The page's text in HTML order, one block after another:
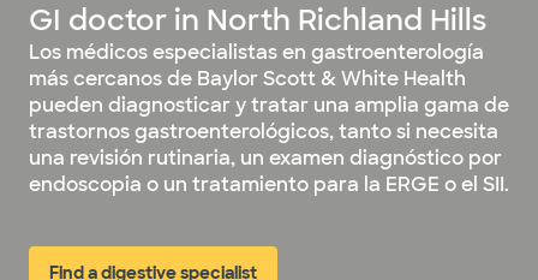
GI doctor in North Richland Hills
Los médicos especialistas en gastroenterología
más cercanos de Baylor Scott & White Health
pueden diagnosticar y tratar una amplia gama de
trastornos gastroenterológicos, tanto si necesita
una revisión rutinaria, un examen diagnóstico por
endoscopia o un tratamiento para la ERGE o el SII.
Find a digestive specialist